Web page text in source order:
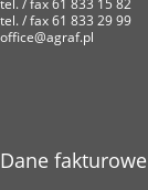
tel. / fax 61 833 29 99
office@agraf.pl
Dane fakturowe